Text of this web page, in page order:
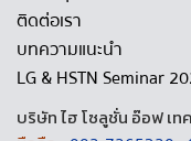
ติดต่อเรา
บทความแนะนำ
LG & HSTN Seminar
บริษัท ไฮ โซลูชั่น อ๊อฟ เท